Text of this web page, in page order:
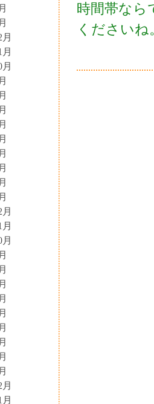
時間帯なら
くださいね